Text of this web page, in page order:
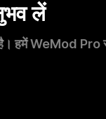
लें
WeMod Pro